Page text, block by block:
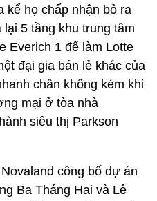
họ chấp nhận bỏ ra
5 tầng khu trung tâm
Everich 1 để làm Lotte
đại gia bán lẻ khác của
chân không kém khi
mại ở tòa nhà
siêu thị Parkson
công bố dự án
Ba Tháng Hai và Lê